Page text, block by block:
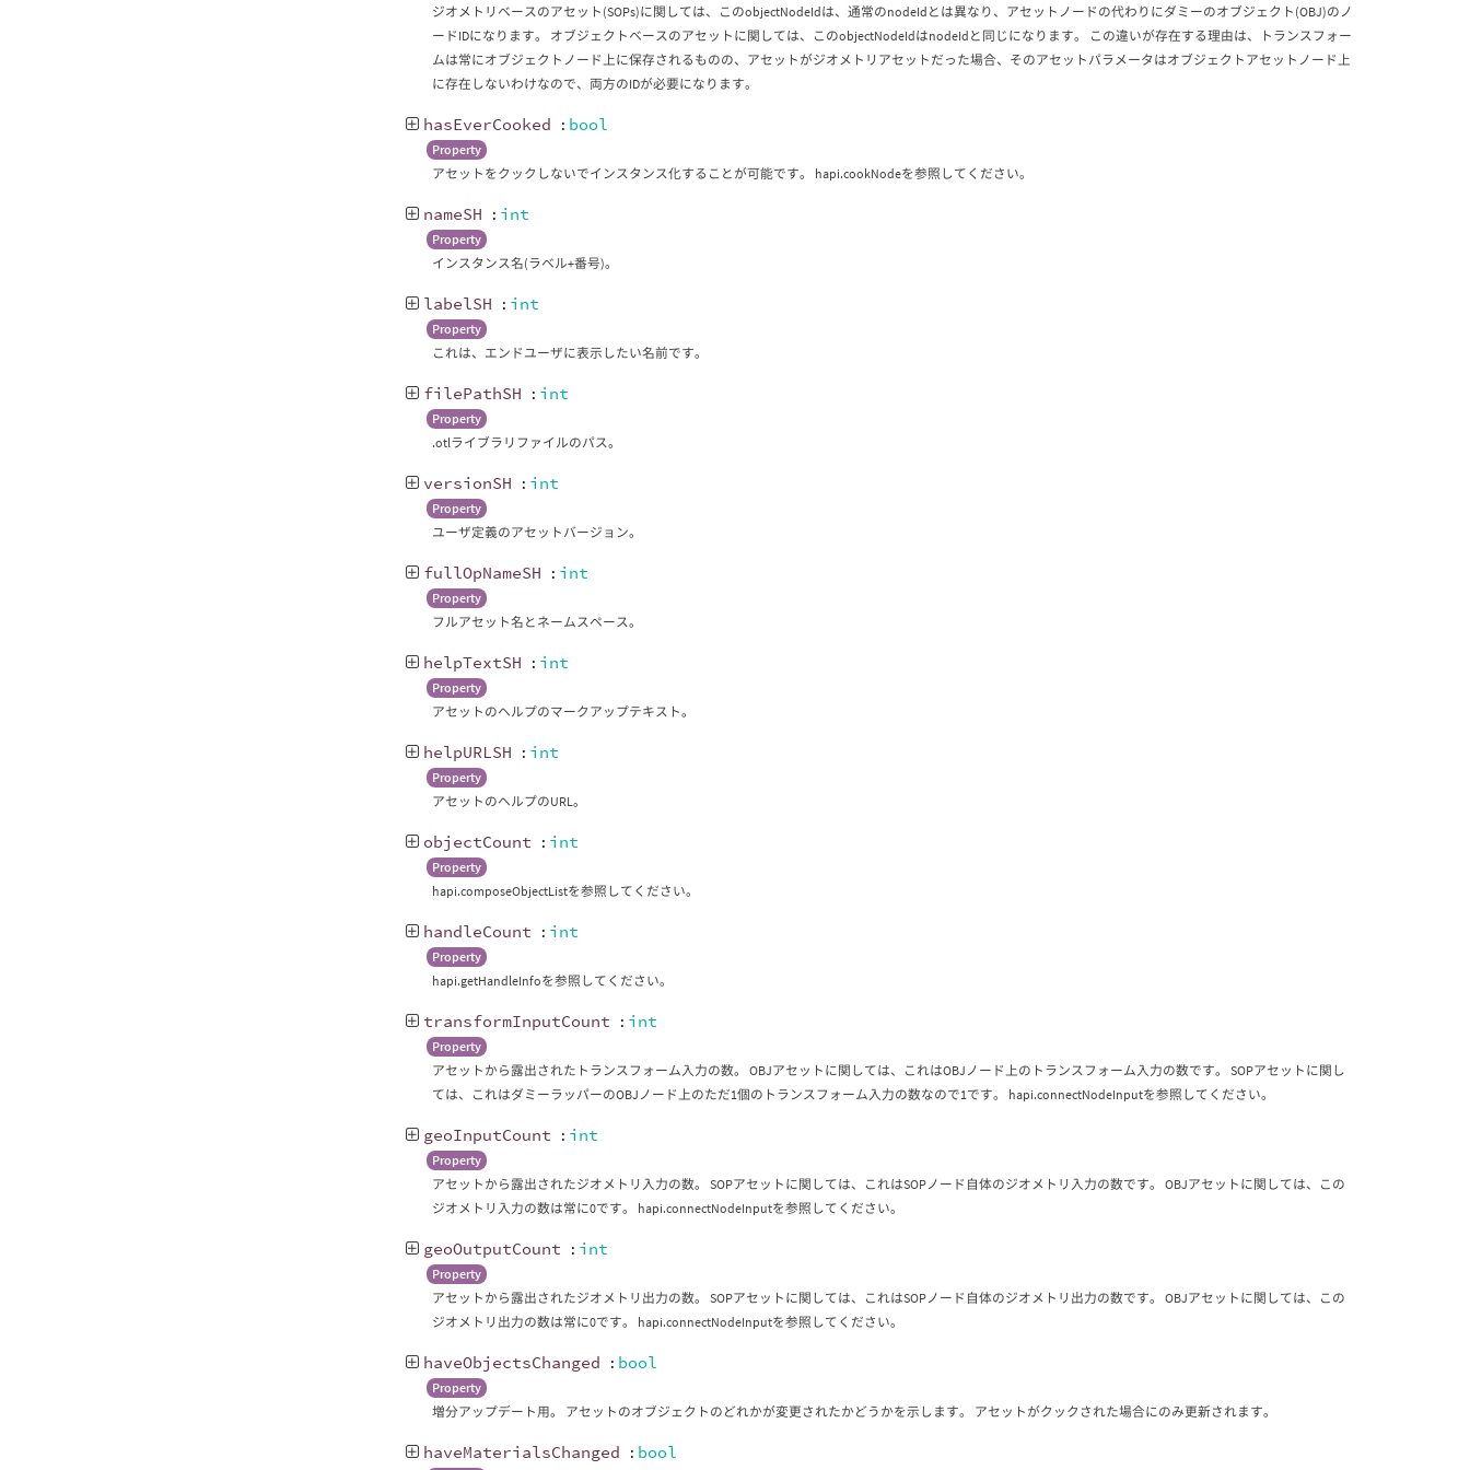
ジオメトリベースのアセット(SOPs)に関しては、このobjectNodeIdは、通常のnodeIdとは異なり、アセットノードの代わりにダミーのオブジェクト(OBJ)のノ
ードIDになります。 オブジェクトベースのアセットに関しては、このobjectNodeIdはnodeIdと同じになります。 この違いが存在する理由は、トランスフォー
ムは常にオブジェクトノード上に保存されるものの、アセットがジオメトリアセットだった場合、そのアセットパラメータはオブジェクトアセットノード上
に存在しないわけなので、両方のIDが必要になります。
hasEverCooked : bool
Property
アセットをクックしないでインスタンス化することが可能です。 hapi.cookNodeを参照してください。
nameSH : int
Property
インスタンス名(ラベル+番号)。
labelSH : int
Property
これは、エンドユーザに表示したい名前です。
filePathSH : int
Property
.otlライブラリファイルのパス。
versionSH : int
Property
ユーザ定義のアセットバージョン。
fullOpNameSH : int
Property
フルアセット名とネームスペース。
helpTextSH : int
Property
アセットのヘルプのマークアップテキスト。
helpURLSH : int
Property
アセットのヘルプのURL。
objectCount : int
Property
hapi.composeObjectListを参照してください。
handleCount : int
Property
hapi.getHandleInfoを参照してください。
transformInputCount : int
Property
アセットから露出されたトランスフォーム入力の数。 OBJアセットに関しては、これはOBJノード上のトランスフォーム入力の数です。 SOPアセットに関し
ては、これはダミーラッパーのOBJノード上のただ1個のトランスフォーム入力の数なので1です。 hapi.connectNodeInputを参照してください。
geoInputCount : int
Property
アセットから露出されたジオメトリ入力の数。 SOPアセットに関しては、これはSOPノード自体のジオメトリ入力の数です。 OBJアセットに関しては、この
ジオメトリ入力の数は常に0です。 hapi.connectNodeInputを参照してください。
geoOutputCount : int
Property
アセットから露出されたジオメトリ出力の数。 SOPアセットに関しては、これはSOPノード自体のジオメトリ出力の数です。 OBJアセットに関しては、この
ジオメトリ出力の数は常に0です。 hapi.connectNodeInputを参照してください。
haveObjectsChanged : bool
Property
増分アップデート用。 アセットのオブジェクトのどれかが変更されたかどうかを示します。 アセットがクックされた場合にのみ更新されます。
haveMaterialsChanged : bool